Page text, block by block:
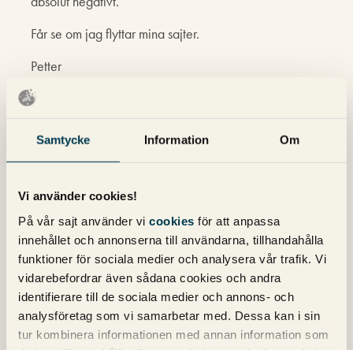
Samtycke Information Om
Vi använder cookies!
På vår sajt använder vi cookies för att anpassa
innehållet och annonserna till användarna, tillhandahålla
funktioner för sociala medier och analysera vår trafik. Vi
vidarebefordrar även sådana cookies och andra
identifierare till de sociala medier och annons- och
analysföretag som vi samarbetar med. Dessa kan i sin
tur kombinera informationen med annan information som
Får se om jag flyttar mina sajter.
Petter
Greger Anderssonskriver:
27 april 2013 kl. 00:12
Klickar jag på en länk – och det inte händer något inom
nästa länk. Så att Google anser att slöa sidor är mindre
relevanta låter förnuftigt. Sen tror inte heller jag att man
kommer att kunna knipa placeringar med några färre
millisekunder. Det är nog i första hand de 10%
långsammaste som bör se upp.
Kommentarsfältet är stängt.